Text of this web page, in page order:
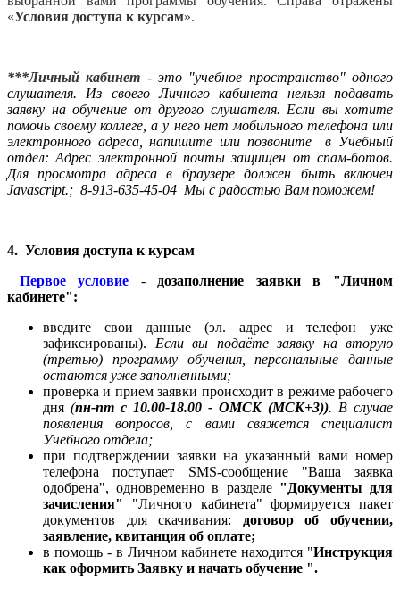
«Условия доступа к курсам».
***Личный кабинет - это "учебное пространство" одного
слушателя. Из своего Личного кабинета нельзя подавать
заявку на обучение от другого слушателя. Если вы хотите
помочь своему коллеге, а у него нет мобильного телефона или
электронного адреса, напишите или позвоните в Учебный
отдел:Адрес электронной почты защищен от спам-ботов.
Для просмотра адреса в браузере должен быть включен
Javascript.; 8-913-635-45-04 Мы с радостью Вам поможем!
4. Условия доступа к курсам
Первое условие -дозаполнение заявки в "Личном
кабинете":
введите свои данные (эл. адрес и телефон уже
зафиксированы). Если вы подаёте заявку на вторую
(третью) программу обучения, персональные данные
остаются уже заполненными;
проверка и прием заявки происходит в режиме рабочего
дня (пн-пт с 10.00-18.00 - ОМСК (МСК+3)). В случае
появления вопросов, с вами свяжется специалист
Учебного отдела;
при подтверждении заявки на указанный вами номер
телефона поступает SMS-сообщение "Ваша заявка
одобрена", одновременно в разделе "Документы для
зачисления"
"Личного кабинета" формируется пакет
документов для скачивания: договор об обучении,
заявление, квитанция об оплате;
в помощь - в Личном кабинете находится "Инструкция
как оформить Заявку и начать обучение ".